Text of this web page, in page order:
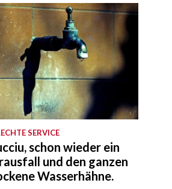
SERVICE
schon wieder ein
und den ganzen
Wasserhähne.